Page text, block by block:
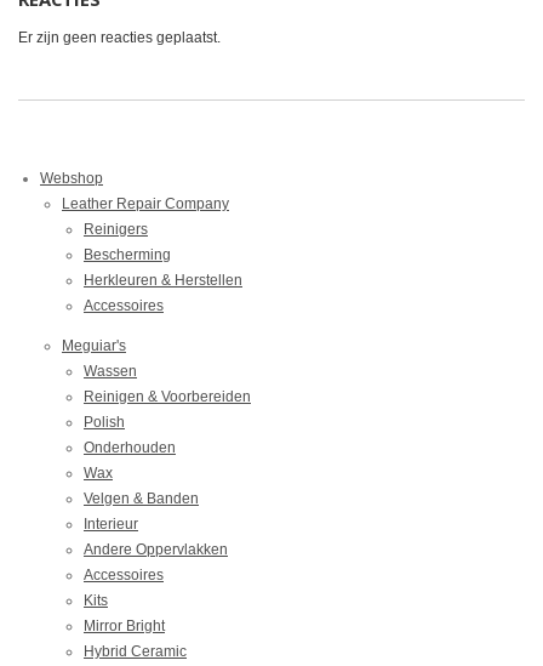
Er zijn geen reacties geplaatst.
Webshop
Leather Repair Company
Reinigers
Bescherming
Herkleuren & Herstellen
Accessoires
Meguiar's
Wassen
Reinigen & Voorbereiden
Polish
Onderhouden
Wax
Velgen & Banden
Interieur
Andere Oppervlakken
Accessoires
Kits
Mirror Bright
Hybrid Ceramic